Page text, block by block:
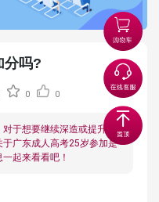
分吗?
0 0
于想要继续深造或提升自
广东成人高考25岁参加是
起来看看吧！